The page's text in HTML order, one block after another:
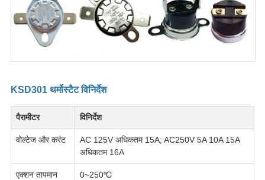
KSD301 थर्मोस्टैट विनिर्देश
पैरामीटर विनिर्देश
वोल्टेज और करंट
AC 125V अधिकतम 15A; AC250V 5A 10A 15A
अधिकतम 16A
एक्शन तापमान 0~250℃